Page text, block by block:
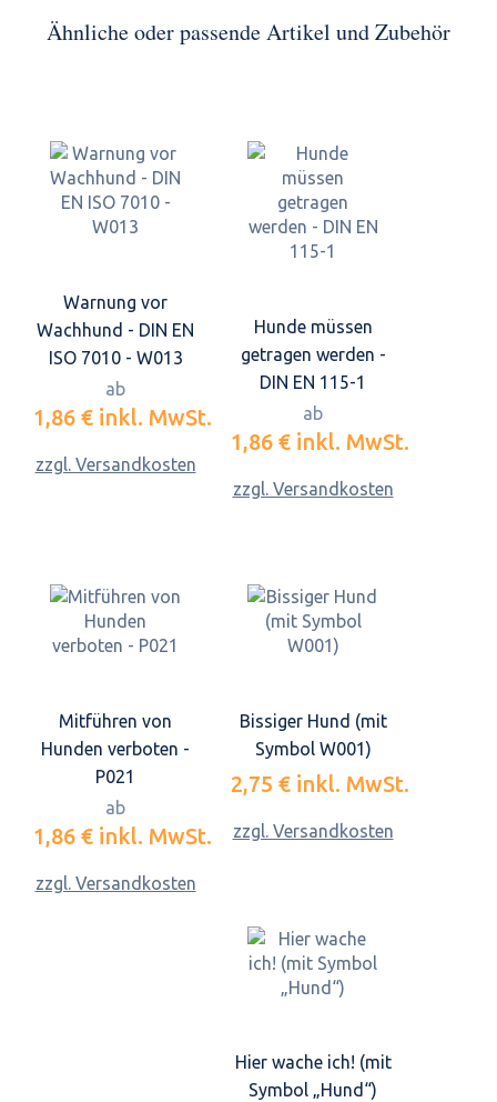
Ähnliche oder passende Artikel und Zubehör
Warnung vor
Wachhund - DIN EN
ISO 7010 - W013
ab
1,86 € inkl. MwSt.
zzgl. Versandkosten
Hunde müssen
getragen werden -
DIN EN 115-1
ab
1,86 € inkl. MwSt.
zzgl. Versandkosten
Mitführen von
Hunden verboten -
P021
ab
1,86 € inkl. MwSt.
zzgl. Versandkosten
Bissiger Hund (mit
Symbol W001)
2,75 € inkl. MwSt.
zzgl. Versandkosten
Hier wache ich! (mit
Symbol „Hund“)